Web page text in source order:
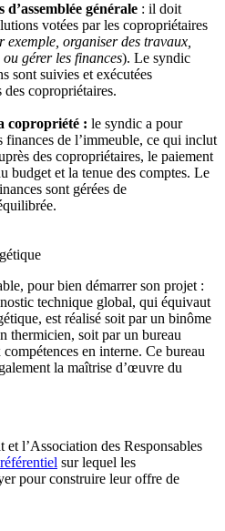
générale : il doit
votées par les copropriétaires
exemple, organiser des travaux,
gérer les finances). Le syndic
sont suivies et exécutées
copropriétaires.
copropriété : le syndic a pour
finances de l’immeuble, ce qui inclut
des copropriétaires, le paiement
budget et la tenue des comptes. Le
sont gérées de
pour bien démarrer son projet :
technique global, qui équivaut
est réalisé soit par un binôme
thermicien, soit par un bureau
en interne. Ce bureau
la maîtrise d’œuvre du
l’Association des Responsables
référentiel sur lequel les
pour construire leur offre de